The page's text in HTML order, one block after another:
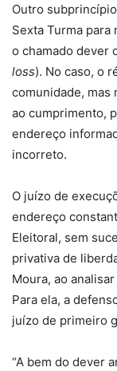
Outro
Sexta Turma para
o chamado dever
loss). No caso, o
comunidade, mas
ao cumprimento,
endereço
incorreto.
O juízo de
endereço
Eleitoral, sem
privativa de
Moura, ao
Para ela, a
juízo de primeiro
“A bem do dever